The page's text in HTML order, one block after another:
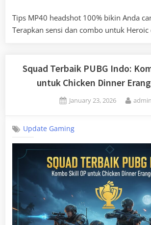
Tips MP40 headshot 100% bikin Anda
Terapkan sensi dan combo untuk Heroic
Squad Terbaik PUBG Indo:
untuk Chicken Dinner
Posted
January 23, 2026 By
admin
Update Gaming